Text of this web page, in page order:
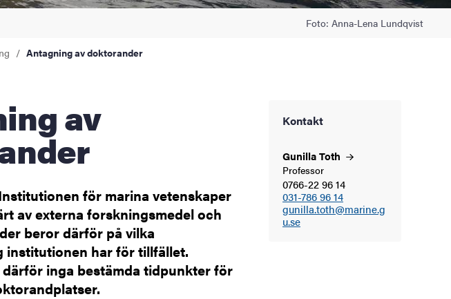
Foto: Anna-Lena Lundqvist
Antagning av doktorander
för marina vetenskaper
av externa forskningsmedel och
beror därför på vilka
institutionen har för tillfället.
inga bestämda tidpunkter för
Kontakt
GunillaToth
Professor
0766-22 96 14
031-786 96 14
gunilla.toth@marine.g
u.se